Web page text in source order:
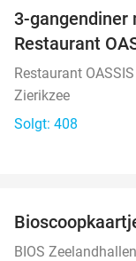
3-gangendiner
Restaurant
Restaurant OASSIS
Zierikzee
Solgt: 408
BIOS Zeelandhallen